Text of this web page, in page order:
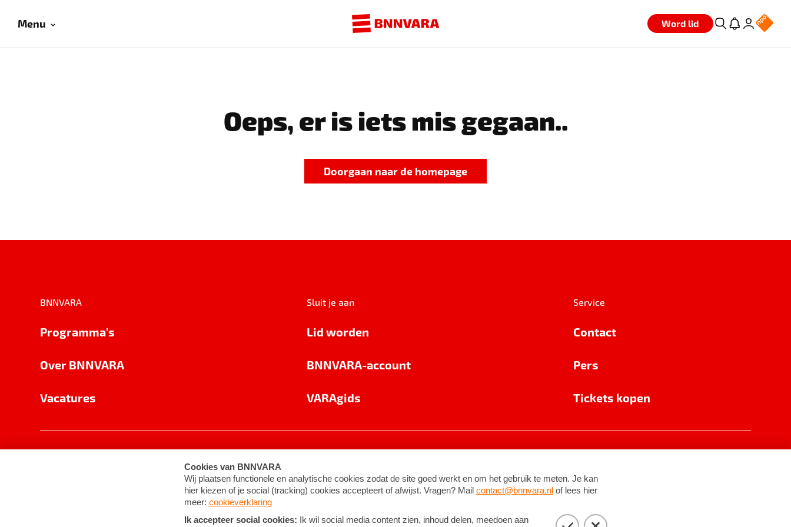
Menu Word lid
Oeps, er is iets mis gegaan..
Doorgaan naar de homepage
BNNVARA
Programma's
Over BNNVARA
Vacatures
Sluit je aan
Lid worden
BNNVARA-account
VARAgids
Service
Contact
Pers
Tickets kopen
Cookie-instellingen Algemene voorwaarden ©2026BNNVARA